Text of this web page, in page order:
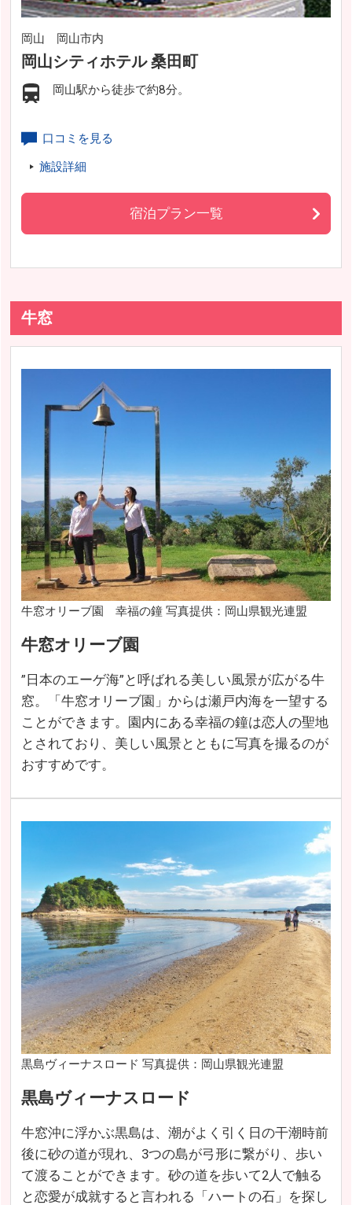
岡山 岡山市内
岡山シティホテル 桑田町
岡山駅から徒歩で約8分。
口コミを見る
施設詳細
宿泊プラン一覧
牛窓
牛窓オリーブ園 幸福の鐘 写真提供：岡山県観光連盟
牛窓オリーブ園
”日本のエーゲ海”と呼ばれる美しい風景が広がる牛
窓。「牛窓オリーブ園」からは瀬戸内海を一望する
ことができます。園内にある幸福の鐘は恋人の聖地
とされており、美しい風景とともに写真を撮るのが
おすすめです。
黒島ヴィーナスロード 写真提供：岡山県観光連盟
黒島ヴィーナスロード
牛窓沖に浮かぶ黒島は、潮がよく引く日の干潮時前
後に砂の道が現れ、3つの島が弓形に繋がり、歩い
て渡ることができます。砂の道を歩いて2人で触る
と恋愛が成就すると言われる「ハートの石」を探し